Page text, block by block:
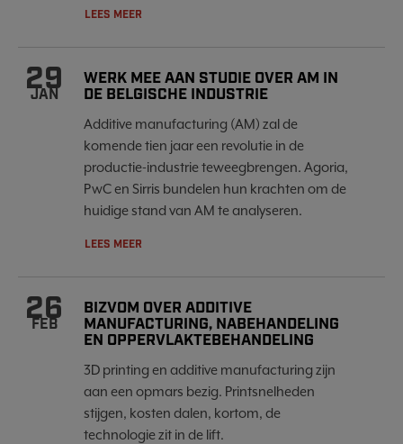
LEES MEER
29
JAN
WERK MEE AAN STUDIE OVER AM IN
DE BELGISCHE INDUSTRIE
Additive manufacturing (AM) zal de
komende tien jaar een revolutie in de
productie-industrie teweegbrengen. Agoria,
PwC en Sirris bundelen hun krachten om de
huidige stand van AM te analyseren.
LEES MEER
26
FEB
BIZVOM OVER ADDITIVE
MANUFACTURING, NABEHANDELING
EN OPPERVLAKTEBEHANDELING
3D printing en additive manufacturing zijn
aan een opmars bezig. Printsnelheden
stijgen, kosten dalen, kortom, de
technologie zit in de lift.